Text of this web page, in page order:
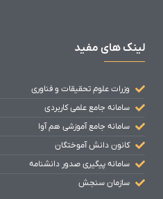
لینک های مفید
وزرات علوم تحقیقات و فناوری
سامانه جامع علمی کاربردی
سامانه جامع آموزشی هم آوا
کانون دانش آموختگان
سامانه پیگیری صدور دانشنامه
سازمان سنجش